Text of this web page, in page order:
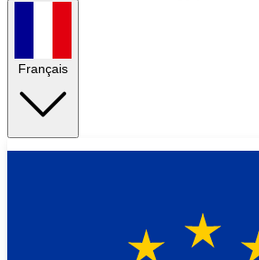
Français